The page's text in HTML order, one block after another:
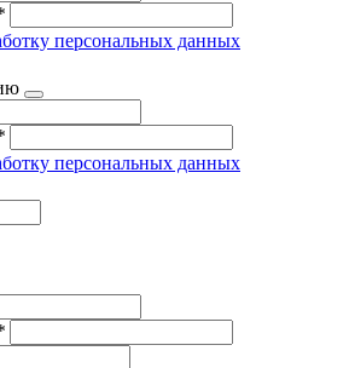
персональных данных
персональных данных